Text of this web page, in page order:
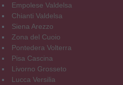
Empolese Valdelsa
Chianti Valdelsa
Siena Arezzo
Zona del Cuoio
Pontedera Volterra
Pisa Cascina
Livorno Grosseto
Lucca Versilia